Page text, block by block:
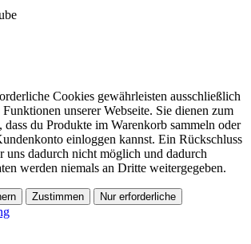
Cookies gewährleisten ausschließlich
unserer Webseite. Sie dienen zum
dass du Produkte im Warenkorb sammeln oder
einloggen kannst. Ein Rückschluss
uns dadurch nicht möglich und dadurch
werden niemals an Dritte weitergegeben.
Zustimmen Nur erforderliche